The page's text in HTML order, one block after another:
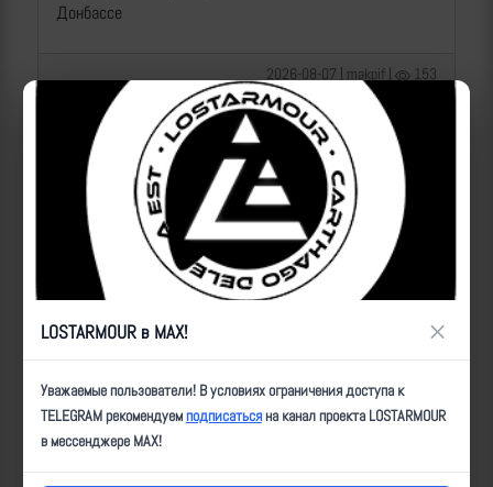
Донбассе
2026-08-07 | makpif | 153
Операторы Центра "Рубикон" бьют по целям ВСУ на
Краснолиманском направлении
LOSTARMOUR в MAX! ×
Уважаемые пользователи! В условиях ограничения доступа к
TELEGRAM рекомендуемподписатьсяна канал проекта LOSTARMOUR
в мессенджере MAX!